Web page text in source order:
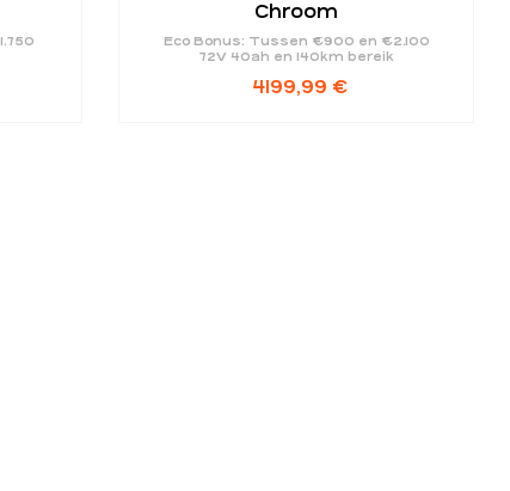
Chroom
Eco Bonus: Tussen €900 en €2.100
72V 40ah en 140km bereik
4199,99 €